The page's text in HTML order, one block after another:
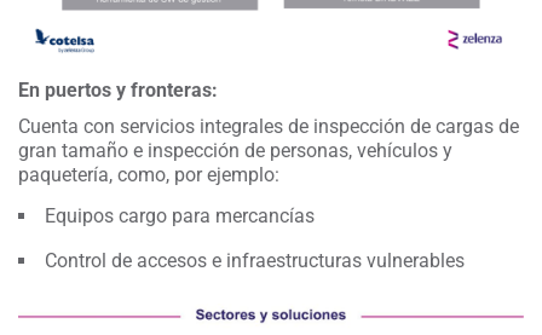
En puertos y fronteras:
Cuenta con servicios integrales de inspección de cargas de
gran tamaño e inspección de personas, vehículos y
paquetería, como, por ejemplo:
Equipos cargo para mercancías
Control de accesos e infraestructuras vulnerables